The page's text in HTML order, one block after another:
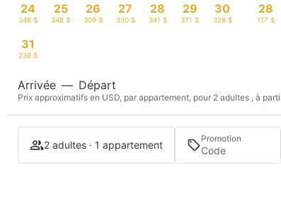
24
348 $
25
348 $
26
309 $
27
330 $
28
341 $
29
371 $
30
328 $
31
238 $
28
117 $
Arrivée — Départ
Prix approximatifs en USD, par appartement, pour 2 adultes , à
2 adultes · 1 appartement Promotion